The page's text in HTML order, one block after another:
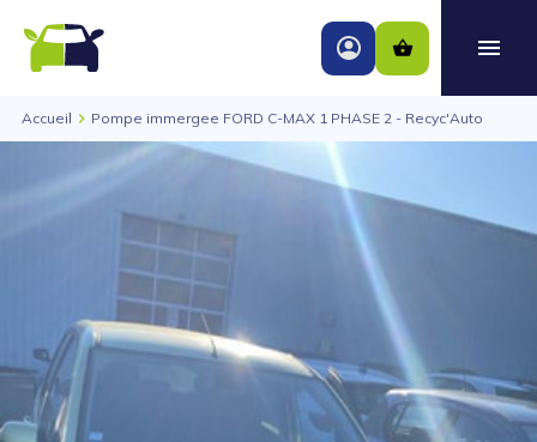
Accueil Pompe immergee FORD C-MAX 1 PHASE 2 - Recyc'Auto